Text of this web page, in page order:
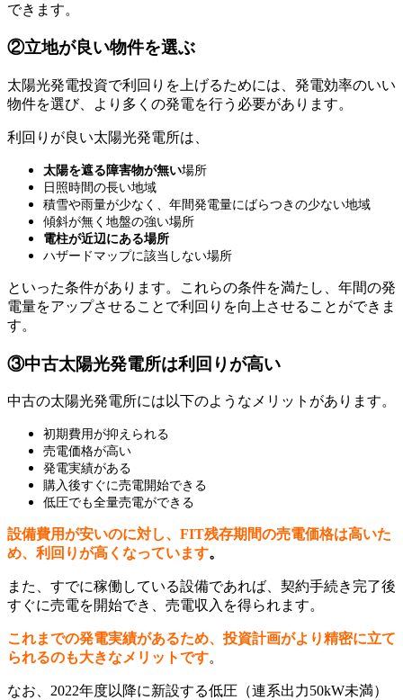
できます。
②立地が良い物件を選ぶ
太陽光発電投資で利回りを上げるためには、発電効率のいい
物件を選び、より多くの発電を行う必要があります。
利回りが良い太陽光発電所は、
太陽を遮る障害物が無い場所
日照時間の長い地域
積雪や雨量が少なく、年間発電量にばらつきの少ない地域
傾斜が無く地盤の強い場所
電柱が近辺にある場所
ハザードマップに該当しない場所
といった条件があります。これらの条件を満たし、年間の発
電量をアップさせることで利回りを向上させることができま
す。
③中古太陽光発電所は利回りが高い
中古の太陽光発電所には以下のようなメリットがあります。
初期費用が抑えられる
売電価格が高い
発電実績がある
購入後すぐに売電開始できる
低圧でも全量売電ができる
設備費用が安いのに対し、FIT残存期間の売電価格は高いた
め、利回りが高くなっています。
また、すでに稼働している設備であれば、契約手続き完了後
すぐに売電を開始でき、売電収入を得られます。
これまでの発電実績があるため、投資計画がより精密に立て
られるのも大きなメリットです。
なお、2022年度以降に新設する低圧（連系出力50kW未満）